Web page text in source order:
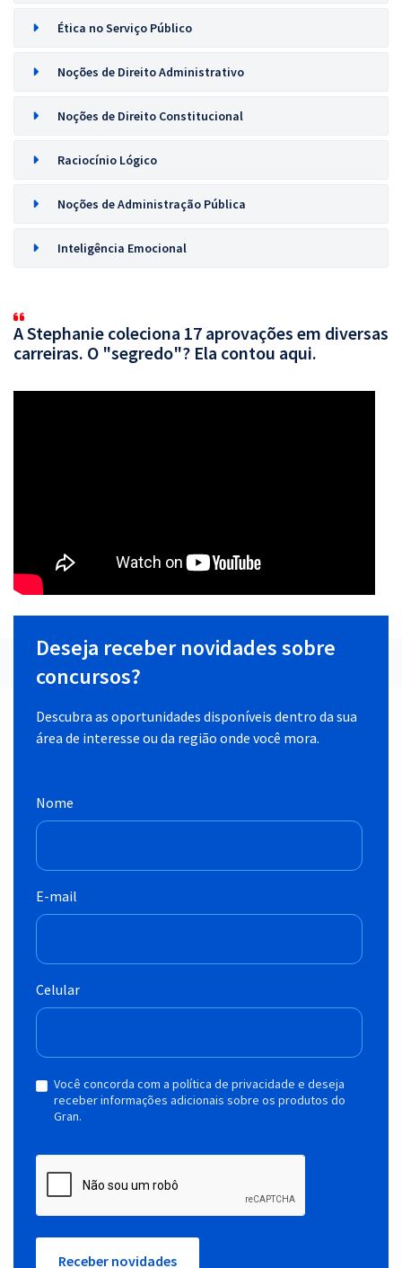
Ética no Serviço Público
Noções de Direito Administrativo
Noções de Direito Constitucional
Raciocínio Lógico
Noções de Administração Pública
Inteligência Emocional
A Stephanie coleciona 17 aprovações em diversas
carreiras. O "segredo"? Ela contou aqui.
Deseja receber novidades sobre
concursos?
Descubra as oportunidades disponíveis dentro da sua
área de interesse ou da região onde você mora.
Nome
E-mail
Celular
Você concorda com a política de privacidade e deseja
receber informações adicionais sobre os produtos do
Gran.
Receber novidades